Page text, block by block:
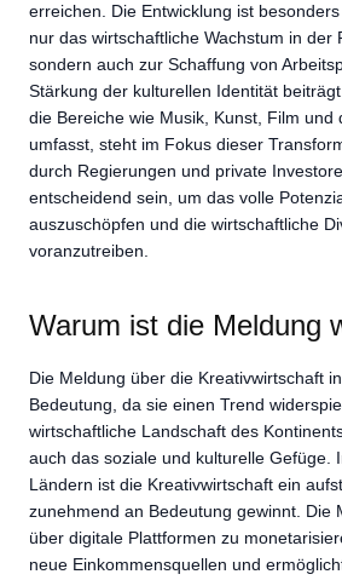
erreichen. Die Entwicklung ist
nur das wirtschaftliche Wachstum in der
sondern auch zur Schaffung von
Stärkung der kulturellen Identität
die Bereiche wie Musik, Kunst, Film und
umfasst, steht im Fokus dieser
durch Regierungen und private
entscheidend sein, um das volle
auszuschöpfen und die wirtschaftliche
voranzutreiben.
Warum ist die Meldung
Die Meldung über die Kreativwirtschaft
Bedeutung, da sie einen Trend
wirtschaftliche Landschaft des
auch das soziale und kulturelle Gefüge.
Ländern ist die Kreativwirtschaft ein
zunehmend an Bedeutung gewinnt. Die
über digitale Plattformen zu
neue Einkommensquellen und